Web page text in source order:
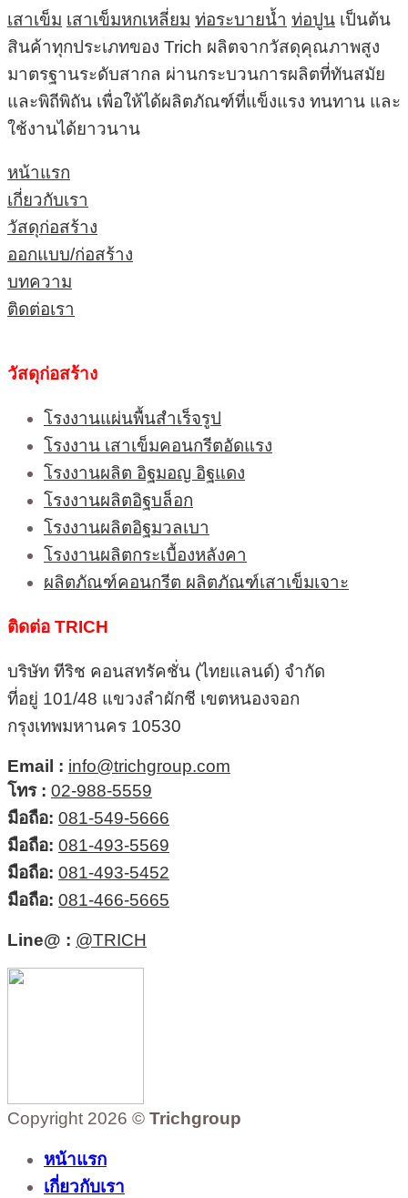
เสาเข็ม เสาเข็มหกเหลี่ยม ท่อระบายน้ำ ท่อปูน เป็นต้น
สินค้าทุกประเภทของ Trich ผลิตจากวัสดุคุณภาพสูง
มาตรฐานระดับสากล ผ่านกระบวนการผลิตที่ทันสมัย
และพิถีพิถัน เพื่อให้ได้ผลิตภัณฑ์ที่แข็งแรง ทนทาน และ
ใช้งานได้ยาวนาน
หน้าแรก
เกี่ยวกับเรา
วัสดุก่อสร้าง
ออกแบบ/ก่อสร้าง
บทความ
ติดต่อเรา
วัสดุก่อสร้าง
โรงงานแผ่นพื้นสำเร็จรูป
โรงงาน เสาเข็มคอนกรีตอัดแรง
โรงงานผลิต อิฐมอญ อิฐแดง
โรงงานผลิตอิฐบล็อก
โรงงานผลิตอิฐมวลเบา
โรงงานผลิตกระเบื้องหลังคา
ผลิตภัณฑ์คอนกรีต ผลิตภัณฑ์เสาเข็มเจาะ
ติดต่อ TRICH
บริษัท ทีริช คอนสทรัคชั่น (ไทยแลนด์) จำกัด
ที่อยู่ 101/48 แขวงลำผักชี เขตหนองจอก
กรุงเทพมหานคร 10530
Email : info@trichgroup.com
โทร : 02-988-5559
มือถือ: 081-549-5666
มือถือ: 081-493-5569
มือถือ: 081-493-5452
มือถือ: 081-466-5665
Line@ : @TRICH
Copyright 2026 © Trichgroup
หน้าแรก
เกี่ยวกับเรา